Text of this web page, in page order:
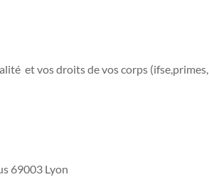
et vos droits de vos corps (ifse,primes,
69003 Lyon